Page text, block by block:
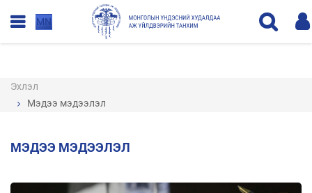
MN
Эхлэл
Мэдээ мэдээлэл
МЭДЭЭ МЭДЭЭЛЭЛ